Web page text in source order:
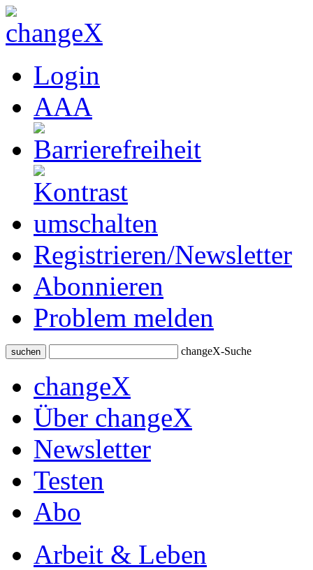
Login
AAA
Registrieren/Newsletter
Abonnieren
Problem melden
suchen changeX-Suche
changeX
Über changeX
Newsletter
Testen
Abo
Arbeit & Leben